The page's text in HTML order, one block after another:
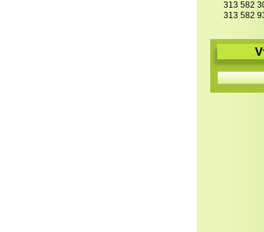
313 582
313 582
V